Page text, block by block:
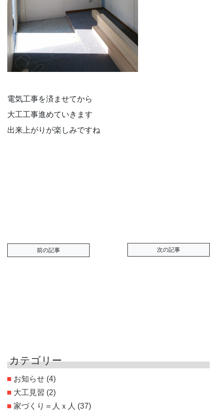
電気工事を済ませてから
大工工事進めていきます
出来上がりが楽しみですね
前の記事 次の記事
カテゴリー
お知らせ (4)
大工見習 (2)
家づくり＝人ｘ人 (37)